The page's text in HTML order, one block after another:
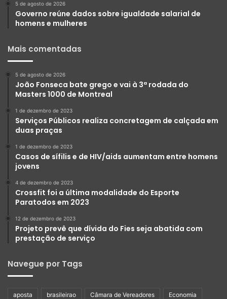
5 de agosto de 2026
Governo reúne dados sobre igualdade salarial de
homens e mulheres
Mais comentadas
5 de agosto de 2026
João Fonseca bate grego e vai à 3ª rodada do
Masters 1000 de Montreal
1 de dezembro de 2023
Serviços Públicos realiza concretagem de calçada em
duas praças
1 de dezembro de 2023
Casos de sífilis e de HIV/aids aumentam entre homens
jovens
4 de dezembro de 2023
Crossfit foi a última modalidade do Esporte
Paratodos em 2023
12 de dezembro de 2023
Projeto prevê que dívida do Fies seja abatida com
prestação de serviço
Navegue por Tags
aposta brasileirao Câmara de Vereadores Economia